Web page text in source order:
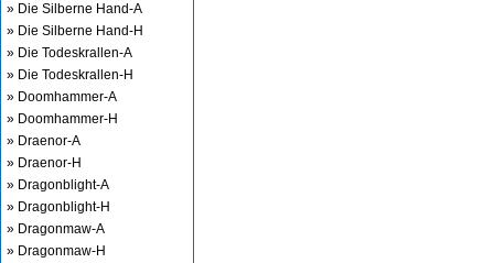
» Die Silberne Hand-A
» Die Silberne Hand-H
» Die Todeskrallen-A
» Die Todeskrallen-H
» Doomhammer-A
» Doomhammer-H
» Draenor-A
» Draenor-H
» Dragonblight-A
» Dragonblight-H
» Dragonmaw-A
» Dragonmaw-H